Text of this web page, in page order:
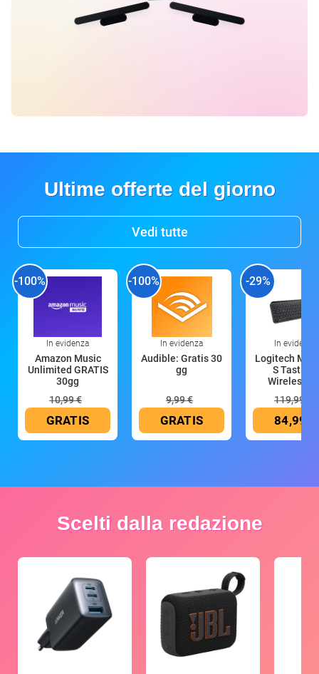
Ultime offerte del giorno
Vedi tutte
-100%
In evidenza
Amazon Music
Unlimited GRATIS
30gg
10,99 €
GRATIS
-100%
In evidenza
Audible: Gratis 30
gg
9,99 €
GRATIS
-29%
In evidenza
Logitech MX
S Tastiera
Wireless
119,99 €
84,99 €
Scelti dalla redazione